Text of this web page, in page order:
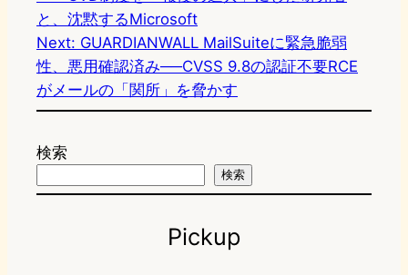
と、沈黙するMicrosoft
Next: GUARDIANWALL MailSuiteに緊急脆弱
性、悪用確認済み──CVSS 9.8の認証不要RCE
がメールの「関所」を脅かす
検索
検索
Pickup